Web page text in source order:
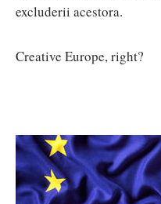
excluderii acestora.
Creative Europe, right?